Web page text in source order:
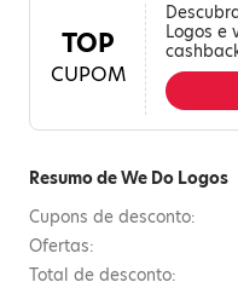
TOP
CUPOM
Logos e
Resumo de We Do Logos
Cupons de desconto:
Ofertas:
Total de desconto: